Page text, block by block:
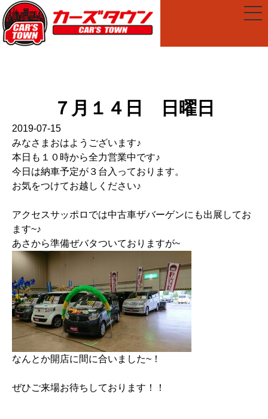
７月１４日 日曜日
2019-07-15
みなさまおはようございます♪
本日も１０時から全力営業中です♪
今日は納車予定が３台入っております。
お気をつけてお越しください♪
アクセスサッポロでは中古車ザバーゲンにも出展してお
ます~♪
あさから準備ぜバタついておりますが~
なんとか開店に間に合いました~！
ぜひご来場お待ちしております！！